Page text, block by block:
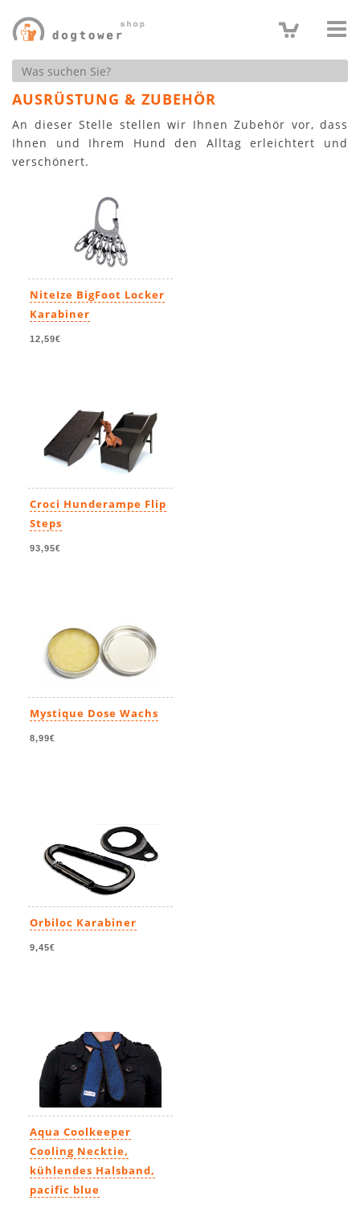
Produktsuche
AUSRÜSTUNG & ZUBEHÖR
An dieser Stelle stellen wir Ihnen Zubehör vor, dass
Ihnen und Ihrem Hund den Alltag erleichtert und
verschönert.
NiteIze BigFoot Locker
Karabiner
12,59€
Croci Hunderampe Flip
Steps
93,95€
Mystique Dose Wachs
8,99€
Orbiloc Karabiner
9,45€
Aqua Coolkeeper
Cooling Necktie,
kühlendes Halsband,
pacific blue